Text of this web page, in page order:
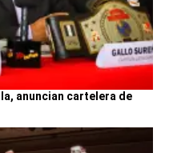
anuncian cartelera de